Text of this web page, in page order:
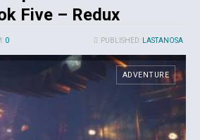
Five – Redux
PUBLISHED: LASTANOSA
0
ADVENTURE